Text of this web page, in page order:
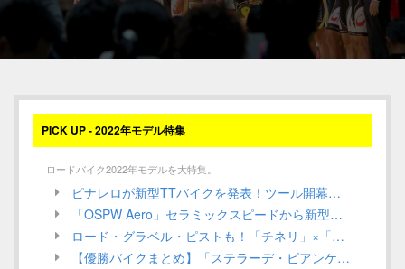
PICK UP - 2022年モデル特集
ロードバイク2022年モデルを大特集。
ピナレロが新型TTバイクを発表！ツール開幕戦でガンナがステージ優勝を狙う！／ INEOS Grenadiers【Tour de France 2022】
「OSPW Aero」セラミックスピードから新型エアロプーリーシステムが発売！UCI規定による認定は？／CeramicSpeed
ロード・グラベル・ピストも！「チネリ」×「インテル」ミラノを代表する2つのアイコンがコラボアイテムを発表／Cinelli 2022年モデル ロードバイク
【優勝バイクまとめ】「ステラーデ・ビアンケ」ほか、3月第1週目／ロードレース 2022